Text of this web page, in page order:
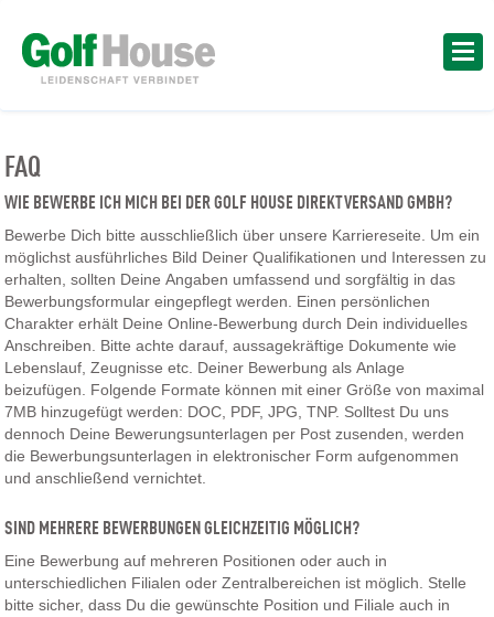
FAQ
WIE BEWERBE ICH MICH BEI DER GOLF HOUSE DIREKTVERSAND GMBH?
Bewerbe Dich bitte ausschließlich über unsere Karriereseite. Um ein
möglichst ausführliches Bild Deiner Qualifikationen und Interessen zu
erhalten, sollten Deine Angaben umfassend und sorgfältig in das
Bewerbungsformular eingepflegt werden. Einen persönlichen
Charakter erhält Deine Online-Bewerbung durch Dein individuelles
Anschreiben. Bitte achte darauf, aussagekräftige Dokumente wie
Lebenslauf, Zeugnisse etc. Deiner Bewerbung als Anlage
beizufügen. Folgende Formate können mit einer Größe von maximal
7MB hinzugefügt werden: DOC, PDF, JPG, TNP. Solltest Du uns
dennoch Deine Bewerungsunterlagen per Post zusenden, werden
die Bewerbungsunterlagen in elektronischer Form aufgenommen
und anschließend vernichtet.
SIND MEHRERE BEWERBUNGEN GLEICHZEITIG MÖGLICH?
Eine Bewerbung auf mehreren Positionen oder auch in
unterschiedlichen Filialen oder Zentralbereichen ist möglich. Stelle
bitte sicher, dass Du die gewünschte Position und Filiale auch in